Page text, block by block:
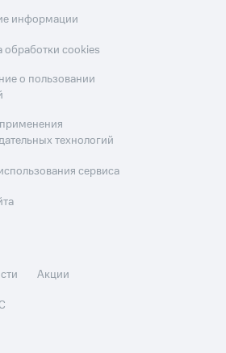
информации
обработки cookies
о пользовании
технологий
сервиса
Акции